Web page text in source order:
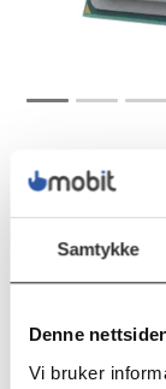
Samtykke
Denne
Vi bruker
5 489,-